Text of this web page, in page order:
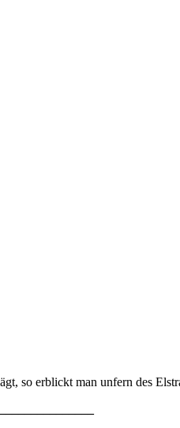
so erblickt man unfern des